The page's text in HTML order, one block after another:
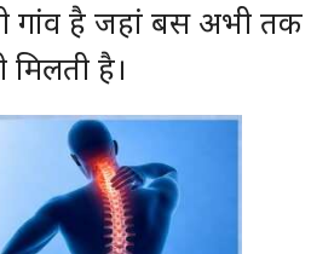
गांव है जहां बस अभी तक
है।